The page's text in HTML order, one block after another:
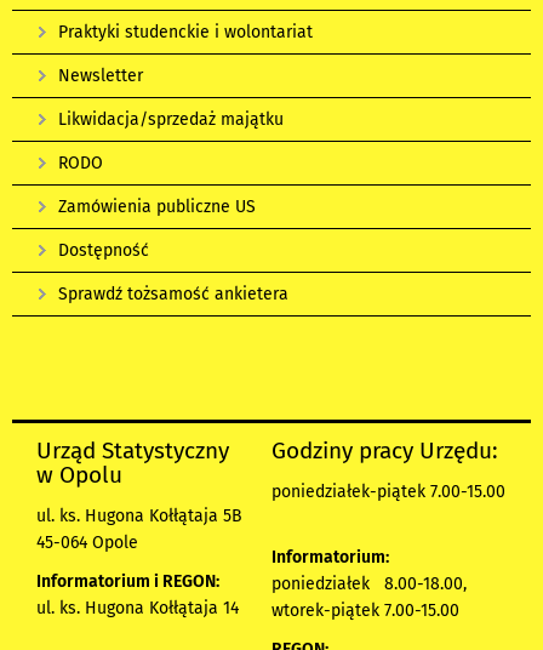
Praktyki studenckie i wolontariat
Newsletter
Likwidacja/sprzedaż majątku
RODO
Zamówienia publiczne US
Dostępność
Sprawdź tożsamość ankietera
Urząd Statystyczny
w Opolu
ul. ks. Hugona Kołłątaja 5B
45-064 Opole
Informatorium i REGON:
ul. ks. Hugona Kołłątaja 14
Godziny pracy Urzędu:
poniedziałek-piątek 7.00-15.00
Informatorium:
poniedziałek 8.00-18.00,
wtorek-piątek 7.00-15.00